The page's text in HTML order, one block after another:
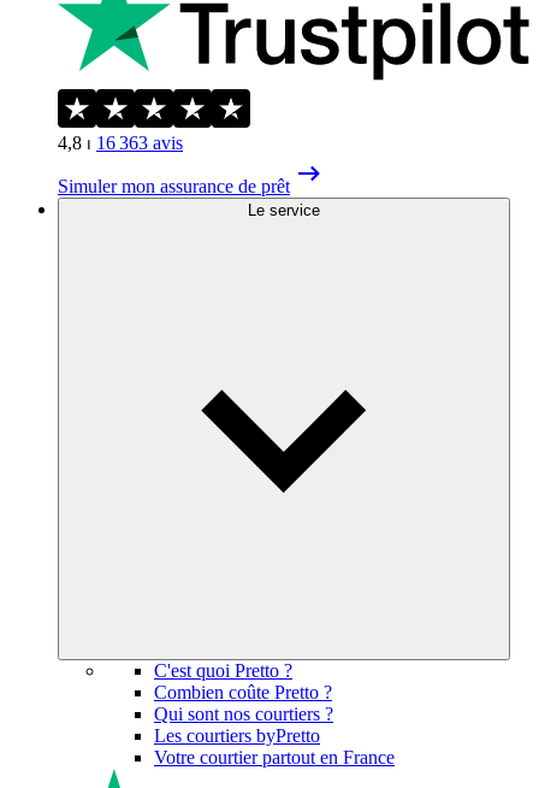
4,8 ⏐ 16 363 avis
Simuler mon assurance de prêt
Le service
C'est quoi Pretto ?
Combien coûte Pretto ?
Qui sont nos courtiers ?
Les courtiers byPretto
Votre courtier partout en France